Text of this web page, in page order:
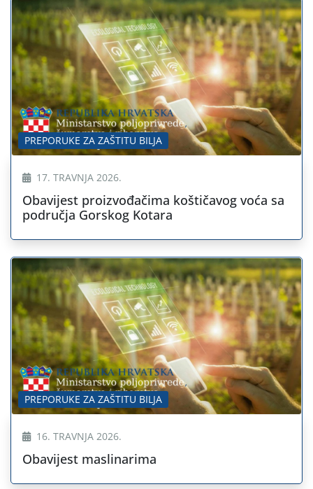
PREPORUKE ZA ZAŠTITU BILJA
17. TRAVNJA 2026.
Obavijest proizvođačima koštičavog voća sa
područja Gorskog Kotara
PREPORUKE ZA ZAŠTITU BILJA
16. TRAVNJA 2026.
Obavijest maslinarima